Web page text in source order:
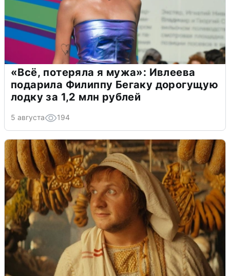
«Всё, потеряла я мужа»: Ивлеева
подарила Филиппу Бегаку дорогущую
лодку за 1,2 млн рублей
5 августа 194